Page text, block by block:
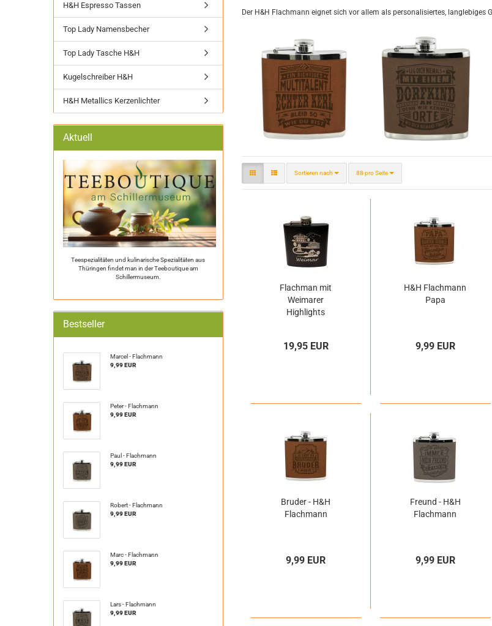
Der H&H Flachmann eignet sich vor allem als personalisiertes, langlebiges
Sortieren nach
Sortieren nach 88 pro Seite
pro Seite
Flachman mit
Weimarer
Highlights
19,95 EUR
H&H Flachmann
Papa
9,99 EUR
Bruder - H&H
Flachmann
9,99 EUR
Freund - H&H
Flachmann
9,99 EUR
H&H Espresso Tassen
Top Lady Namensbecher
Top Lady Tasche H&H
Kugelschreiber H&H
H&H Metallics Kerzenlichter
Aktuell
Teespezialitäten und kulinarische Spezialitäten aus
Thüringen findet man in der Teeboutique am
Schillermuseum.
Bestseller
Marcel - Flachmann
9,99 EUR
Peter - Flachmann
9,99 EUR
Paul - Flachmann
9,99 EUR
Robert - Flachmann
9,99 EUR
Marc - Flachmann
9,99 EUR
Lars - Flachmann
9,99 EUR